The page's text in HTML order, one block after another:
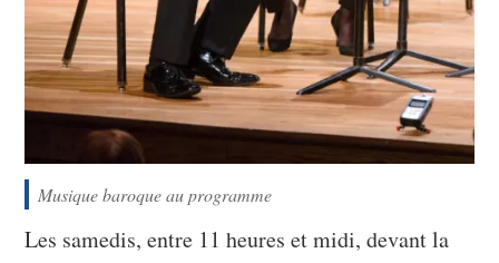
Musique baroque au programme
Les samedis, entre 11 heures et midi, devant la